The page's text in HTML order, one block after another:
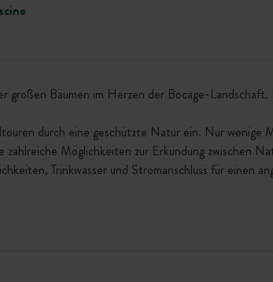
großen Bäumen im Herzen der Bocage-
durch eine geschützte Natur ein. Nur
Möglichkeiten zur Erkundung zwischen
Trinkwasser und Stromanschluss für einen